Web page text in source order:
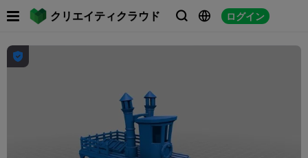
クリエイティクラウド   ログイン
 
